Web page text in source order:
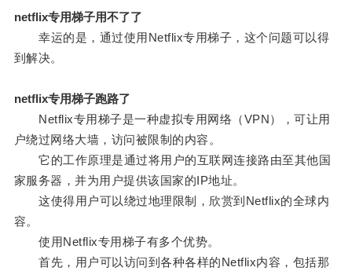
netflix专用梯子用不了了
幸运的是，通过使用Netflix专用梯子，这个问题可以得
到解决。
netflix专用梯子跑路了
Netflix专用梯子是一种虚拟专用网络（VPN），可让用
户绕过网络大墙，访问被限制的内容。
它的工作原理是通过将用户的互联网连接路由至其他国
家服务器，并为用户提供该国家的IP地址。
这使得用户可以绕过地理限制，欣赏到Netflix的全球内
容。
使用Netflix专用梯子有多个优势。
首先，用户可以访问到各种各样的Netflix内容，包括那